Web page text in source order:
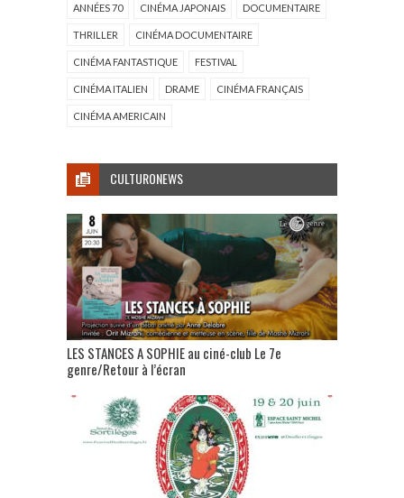
ANNÉES 70 CINÉMA JAPONAIS DOCUMENTAIRE
THRILLER CINÉMA DOCUMENTAIRE
CINÉMA FANTASTIQUE FESTIVAL
CINÉMA ITALIEN DRAME CINÉMA FRANÇAIS
CINÉMA AMERICAIN
CULTURONEWS
LES STANCES A SOPHIE au ciné-club Le 7e
genre/Retour à l’écran